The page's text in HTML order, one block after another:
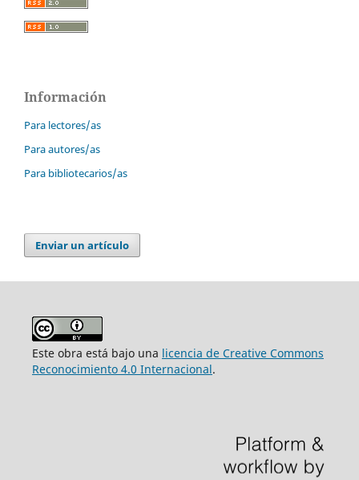
Información
Para lectores/as
Para autores/as
Para bibliotecarios/as
Enviar un artículo
Este obra está bajo una licencia de Creative Commons
Reconocimiento 4.0 Internacional.